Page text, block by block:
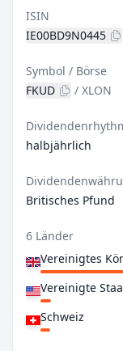
ISIN
IE00BD9N0445
Symbol / Börse
FKUD
/ XLON
halbjährlich
Britisches Pfund
6 Länder
Vereinigtes
Vereinigte
Schweiz